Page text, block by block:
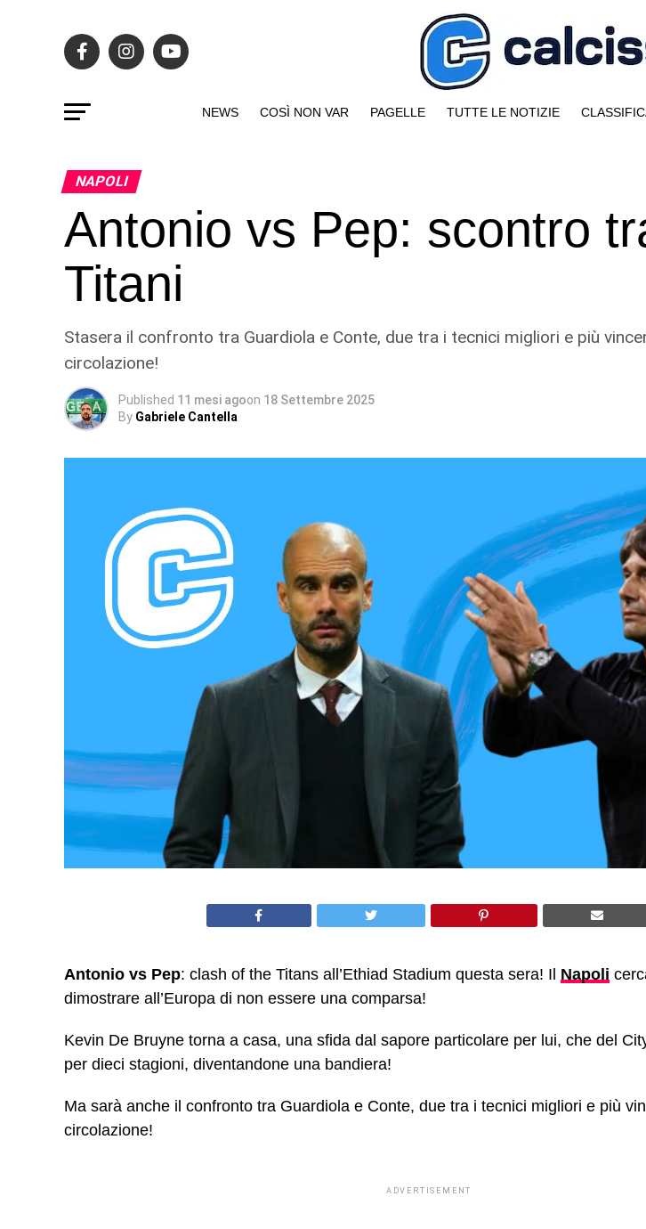
NEWS COSÌ NON VAR PAGELLE TUTTE LE NOTIZIE
NAPOLI
Antonio vs Pep: scontro
Titani
Stasera il confronto tra Guardiola e Conte, due tra i tecnici migliori e più
circolazione!
Published 11 mesi agoon 18 Settembre 2025
By Gabriele Cantella
Antonio vs Pep: clash of the Titans all’Ethiad Stadium questa sera! Il Napoli
dimostrare all’Europa di non essere una comparsa!
Kevin De Bruyne torna a casa, una sfida dal sapore particolare per lui, che del
per dieci stagioni, diventandone una bandiera!
Ma sarà anche il confronto tra Guardiola e Conte, due tra i tecnici migliori e più
circolazione!
ADVERTISEMENT